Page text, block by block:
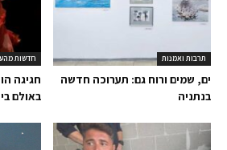
חדשות
חגיגה
באולם
תרבות ואמנות
ים, שמים ורוח גם: תערוכה חדשה
בנתניה